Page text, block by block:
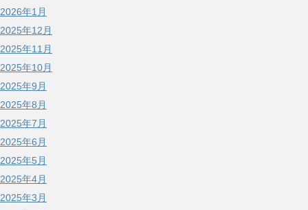
2026年1月
2025年12月
2025年11月
2025年10月
2025年9月
2025年8月
2025年7月
2025年6月
2025年5月
2025年4月
2025年3月